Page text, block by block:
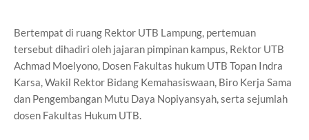
Bertempat di ruang Rektor UTB Lampung, pertemuan
tersebut dihadiri oleh jajaran pimpinan kampus, Rektor UTB
Achmad Moelyono, Dosen Fakultas hukum UTB Topan Indra
Karsa, Wakil Rektor Bidang Kemahasiswaan, Biro Kerja Sama
dan Pengembangan Mutu Daya Nopiyansyah, serta sejumlah
dosen Fakultas Hukum UTB.